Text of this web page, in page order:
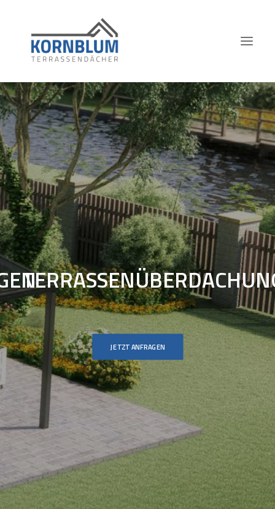
HOME
ÜBER UNS
LEISTUNGEN & PRODUKTE
UNSERE ARBEITEN
KONTAKT
JETZT ANFRAGEN
JETZT ANFRAGEN